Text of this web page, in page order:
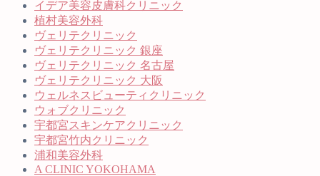
イデア美容皮膚科クリニック
植村美容外科
ヴェリテクリニック
ヴェリテクリニック 銀座
ヴェリテクリニック 名古屋
ヴェリテクリニック 大阪
ウェルネスビューティクリニック
ウォブクリニック
宇都宮スキンケアクリニック
宇都宮竹内クリニック
浦和美容外科
A CLINIC YOKOHAMA